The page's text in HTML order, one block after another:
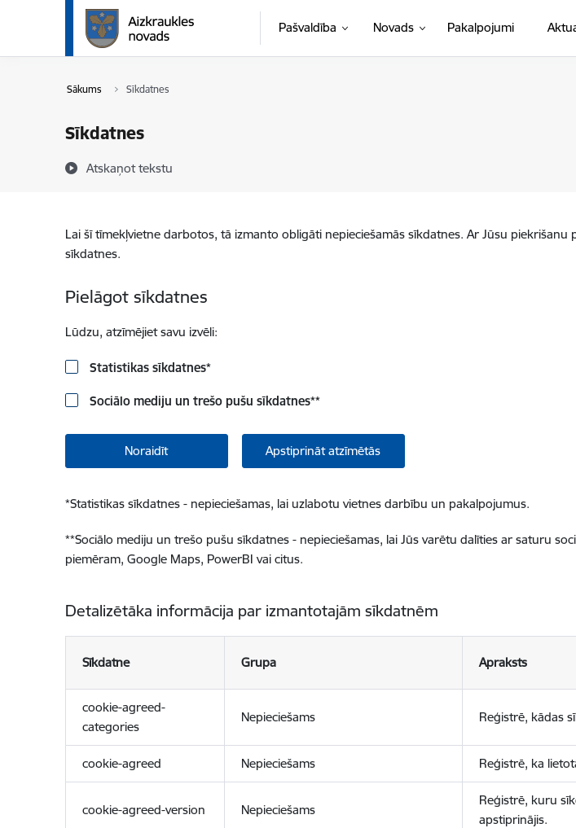
Pāriet uz lapas saturu
Pašvaldība Novads Pakalpojumi
Sākums Sīkdatnes
Sīkdatnes
Atskaņot tekstu
Lai šī tīmekļvietne darbotos, tā izmanto obligāti nepieciešamās sīkdatnes. Ar Jūsu
sīkdatnes.
Pielāgot sīkdatnes
Lūdzu, atzīmējiet savu izvēli:
Statistikas sīkdatnes*
Sociālo mediju un trešo pušu sīkdatnes**
Noraidīt Apstiprināt atzīmētās
*Statistikas sīkdatnes - nepieciešamas, lai uzlabotu vietnes darbību un pakalpojumus.
**Sociālo mediju un trešo pušu sīkdatnes - nepieciešamas, lai Jūs varētu dalīties ar saturu
piemēram, Google Maps, PowerBI vai citus.
Detalizētāka informācija par izmantotajām sīkdatnēm
Sīkdatne Grupa Apraksts
cookie-agreed-
categories
Nepieciešams Reģistrē, kādas
cookie-agreed Nepieciešams Reģistrē, ka
cookie-agreed-version Nepieciešams
Reģistrē, kuru
apstiprinājis.